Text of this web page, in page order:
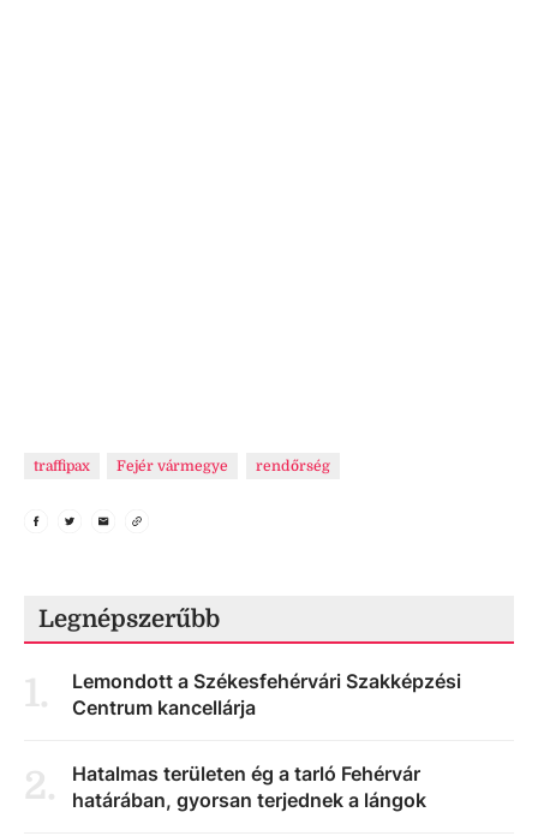
traffipax Fejér vármegye rendőrség
Legnépszerűbb
1.
Lemondott a Székesfehérvári Szakképzési
Centrum kancellárja
2.
Hatalmas területen ég a tarló Fehérvár
határában, gyorsan terjednek a lángok